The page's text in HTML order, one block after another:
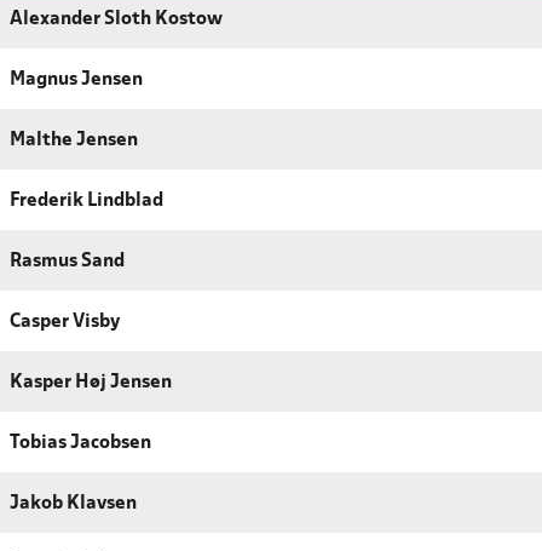
Alexander Sloth Kostow
Magnus Jensen
Malthe Jensen
Frederik Lindblad
Rasmus Sand
Casper Visby
Kasper Høj Jensen
Tobias Jacobsen
Jakob Klavsen